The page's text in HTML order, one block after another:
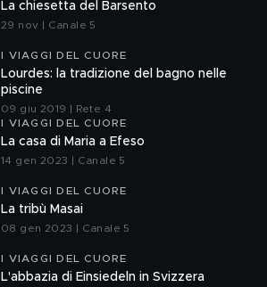
La chiesetta del Barsento
29 nov | Canale 5
I VIAGGI DEL CUORE
Lourdes: la tradizione del bagno nelle
piscine
09 giu 2019 | Rete 4
I VIAGGI DEL CUORE
La casa di Maria a Efeso
14 gen 2023 | Canale 5
I VIAGGI DEL CUORE
La tribù Masai
08 gen 2023 | Canale 5
I VIAGGI DEL CUORE
L'abbazia di Einsiedeln in Svizzera